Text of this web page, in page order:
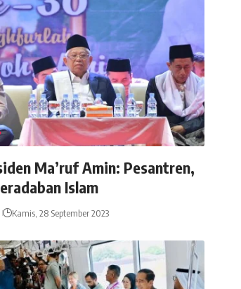
Ma’ruf Amin: Pesantren,
Islam
Kamis, 28 September 2023